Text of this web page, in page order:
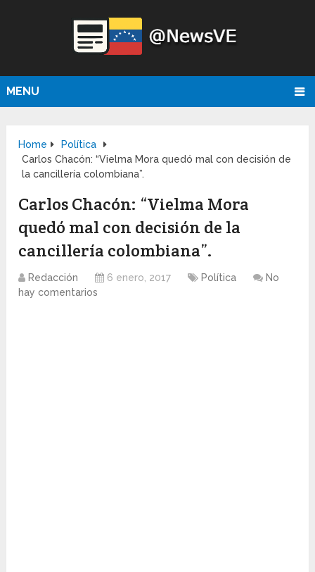
MENU
Home
Política
Carlos Chacón: “Vielma Mora quedó mal con decisión de
la cancillería colombiana”.
Carlos Chacón: “Vielma Mora
quedó mal con decisión de la
cancillería colombiana”.
Redacción 6 enero, 2017 Política
No
hay comentarios